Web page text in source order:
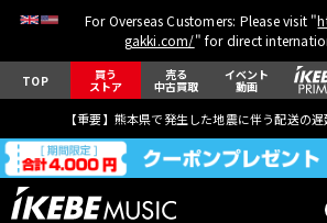
For Overseas Customers: Please visit "
gakki.com/" for direct
TOP 買う
ストア
売る
中古買取
イベント
動画
【重要】熊本県で発生した地震に伴う配送の